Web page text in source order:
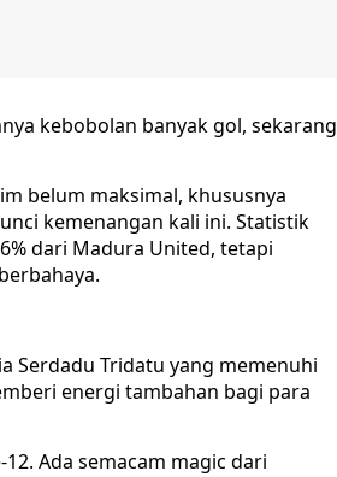
kebobolan banyak gol, sekarang
belum maksimal, khususnya
kemenangan kali ini. Statistik
dari Madura United, tetapi
Serdadu Tridatu yang memenuhi
energi tambahan bagi para
Ada semacam magic dari